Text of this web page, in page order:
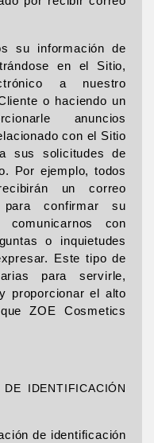
su información de
en el Sitio,
a nuestro
o haciendo un
anuncios
con el Sitio
sus solicitudes de
Por ejemplo, todos
un correo
para confirmar su
comunicarnos con
o inquietudes
Este tipo de
para servirle,
proporcionar el alto
ZOE Cosmetics
IDENTIFICACIÓN
de identificación